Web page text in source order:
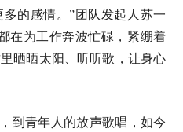
的感情。”团队发起人苏一
在为工作奔波忙碌，紧绷着
晒晒太阳、听听歌，让身心
到青年人的放声歌唱，如今